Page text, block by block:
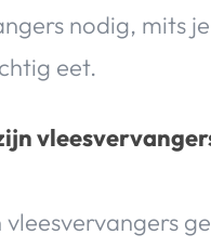
nodig, mits
eet.
vleesvervangers